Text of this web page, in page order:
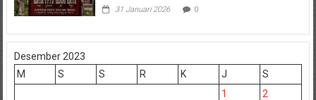
31 Januari 2026 0
Desember 2023
M
S S R K J
S
1
2